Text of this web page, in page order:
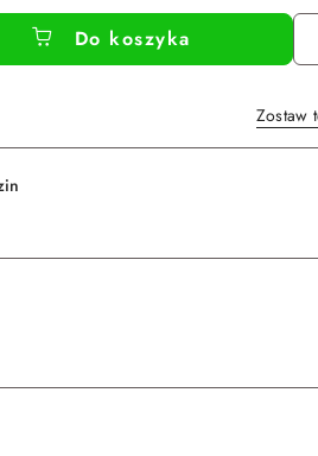
Do koszyka
Zostaw